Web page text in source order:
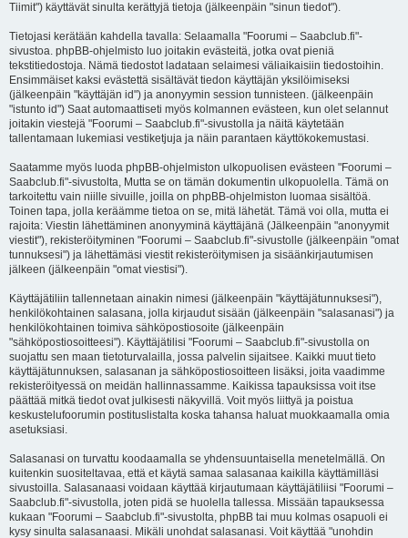
Tiimit") käyttävät sinulta kerättyjä tietoja (jälkeenpäin "sinun tiedot").
Tietojasi kerätään kahdella tavalla: Selaamalla "Foorumi – Saabclub.fi"-
sivustoa. phpBB-ohjelmisto luo joitakin evästeitä, jotka ovat pieniä
tekstitiedostoja. Nämä tiedostot ladataan selaimesi väliaikaisiin tiedostoihin.
Ensimmäiset kaksi evästettä sisältävät tiedon käyttäjän yksilöimiseksi
(jälkeenpäin "käyttäjän id") ja anonyymin session tunnisteen. (jälkeenpäin
"istunto id") Saat automaattiseti myös kolmannen evästeen, kun olet selannut
joitakin viestejä "Foorumi – Saabclub.fi"-sivustolla ja näitä käytetään
tallentamaan lukemiasi vestiketjuja ja näin parantaen käyttökokemustasi.
Saatamme myös luoda phpBB-ohjelmiston ulkopuolisen evästeen "Foorumi –
Saabclub.fi"-sivustolta, Mutta se on tämän dokumentin ulkopuolella. Tämä on
tarkoitettu vain niille sivuille, joilla on phpBB-ohjelmiston luomaa sisältöä.
Toinen tapa, jolla keräämme tietoa on se, mitä lähetät. Tämä voi olla, mutta ei
rajoita: Viestin lähettäminen anonyyminä käyttäjänä (Jälkeenpäin "anonyymit
viestit"), rekisteröityminen "Foorumi – Saabclub.fi"-sivustolle (jälkeenpäin "omat
tunnuksesi") ja lähettämäsi viestit rekisteröitymisen ja sisäänkirjautumisen
jälkeen (jälkeenpäin "omat viestisi").
Käyttäjätiliin tallennetaan ainakin nimesi (jälkeenpäin "käyttäjätunnuksesi"),
henkilökohtainen salasana, jolla kirjaudut sisään (jälkeenpäin "salasanasi") ja
henkilökohtainen toimiva sähköpostiosoite (jälkeenpäin
"sähköpostiosoitteesi"). Käyttäjätilisi "Foorumi – Saabclub.fi"-sivustolla on
suojattu sen maan tietoturvalailla, jossa palvelin sijaitsee. Kaikki muut tieto
käyttäjätunnuksen, salasanan ja sähköpostiosoitteen lisäksi, joita vaadimme
rekisteröityessä on meidän hallinnassamme. Kaikissa tapauksissa voit itse
päättää mitkä tiedot ovat julkisesti näkyvillä. Voit myös liittyä ja poistua
keskustelufoorumin postituslistalta koska tahansa haluat muokkaamalla omia
asetuksiasi.
Salasanasi on turvattu koodaamalla se yhdensuuntaisella menetelmällä. On
kuitenkin suositeltavaa, että et käytä samaa salasanaa kaikilla käyttämilläsi
sivustoilla. Salasanaasi voidaan käyttää kirjautumaan käyttäjätiliisi "Foorumi –
Saabclub.fi"-sivustolla, joten pidä se huolella tallessa. Missään tapauksessa
kukaan "Foorumi – Saabclub.fi"-sivustolta, phpBB tai muu kolmas osapuoli ei
kysy sinulta salasanaasi. Mikäli unohdat salasanasi. Voit käyttää "unohdin